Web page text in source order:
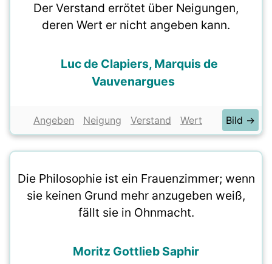
Der Verstand errötet über Neigungen,
deren Wert er nicht angeben kann.
Luc de Clapiers, Marquis de
Vauvenargues
Angeben Neigung Verstand Wert Bild →
Die Philosophie ist ein Frauenzimmer; wenn
sie keinen Grund mehr anzugeben weiß,
fällt sie in Ohnmacht.
Moritz Gottlieb Saphir